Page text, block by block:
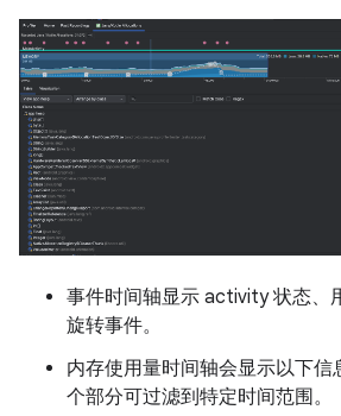
事件时间轴显示 activity 状态、
旋转事件。
内存使用量时间轴会显示以下信
个部分可过滤到特定时间范围。